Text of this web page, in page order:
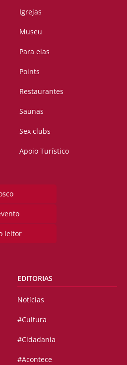
Igrejas
Museu
Para elas
Points
Restaurantes
Saunas
Sex clubs
Apoio Turístico
leitor
EDITORIAS
Notícias
#Cultura
#Cidadania
#Acontece